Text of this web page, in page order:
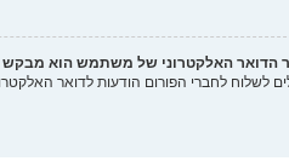
הדואר האלקטרוני של משתמש הוא
לשלוח לחברי הפורום הודעות לדואר